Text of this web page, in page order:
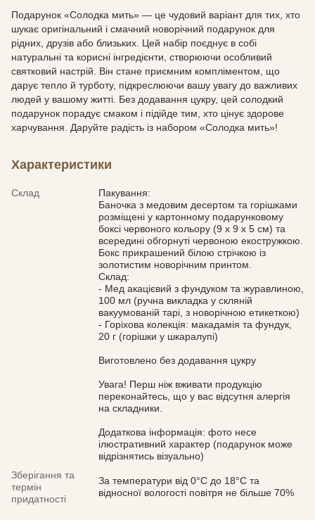
Подарунок «Солодка мить» — це чудовий варіант для тих, хто
шукає оригінальний і смачний новорічний подарунок для
рідних, друзів або близьких. Цей набір поєднує в собі
натуральні та корисні інгредієнти, створюючи особливий
святковий настрій. Він стане приємним компліментом, що
дарує тепло й турботу, підкреслюючи вашу увагу до важливих
людей у вашому житті. Без додавання цукру, цей солодкий
подарунок порадує смаком і підійде тим, хто цінує здорове
харчування. Даруйте радість із набором «Солодка мить»!
Характеристики
Склад
Пакування:
Баночка з медовим десертом та горішками
розміщені у картонному подарунковому
боксі червоного кольору (9 х 9 х 5 см) та
всередині обгорнуті червоною екостружкою.
Бокс прикрашений білою стрічкою із
золотистим новорічним принтом.
Склад:
- Мед акацієвий з фундуком та журавлиною,
100 мл (ручна викладка у скляній
вакуумованій тарі, з новорічною етикеткою)
- Горіхова колекція: макадамія та фундук,
20 г (горішки у шкаралупі)
Виготовлено без додавання цукру
Увага! Перш ніж вживати продукцію
переконайтесь, що у вас відсутня алергія
на складники.
Додаткова інформація: фото несе
ілюстративний характер (подарунок може
відрізнятись візуально)
Зберігання та
термін
придатності
За температури від 0°С до 18°С та
відносної вологості повітря не більше 70%